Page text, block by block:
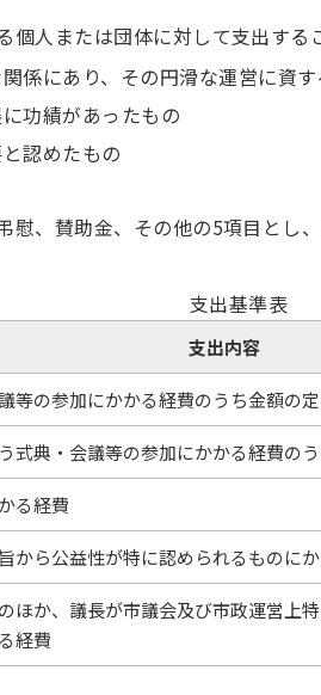
個人または団体に対して支出する
係にあり、その円滑な運営に資す
功績があったもの
認めたもの
慰、賛助金、その他の5項目とし
支出基準表
支出内容
等の参加にかかる経費のうち金額の
式典・会議等の参加にかかる経費の
る経費
から公益性が特に認められるものに
ほか、議長が市議会及び市政運営上
経費